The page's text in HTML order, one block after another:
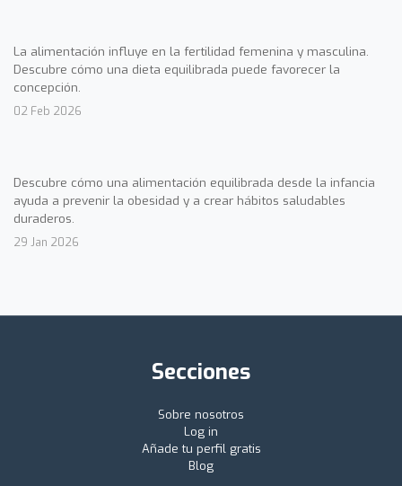
La alimentación influye en la fertilidad femenina y masculina.
Descubre cómo una dieta equilibrada puede favorecer la
concepción.
02 Feb 2026
Descubre cómo una alimentación equilibrada desde la infancia
ayuda a prevenir la obesidad y a crear hábitos saludables
duraderos.
29 Jan 2026
Secciones
Sobre nosotros
Log in
Añade tu perfil gratis
Blog